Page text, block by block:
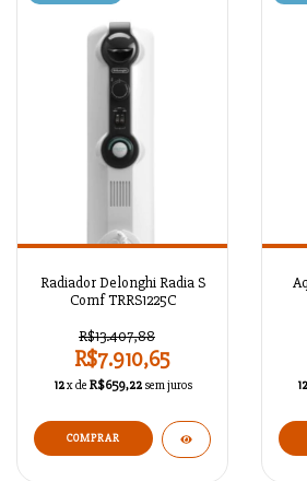
Radiador Delonghi Radia S
Comf TRRS1225C
R$13.407,88
R$7.910,65
12x de R$659,22 sem juros 12